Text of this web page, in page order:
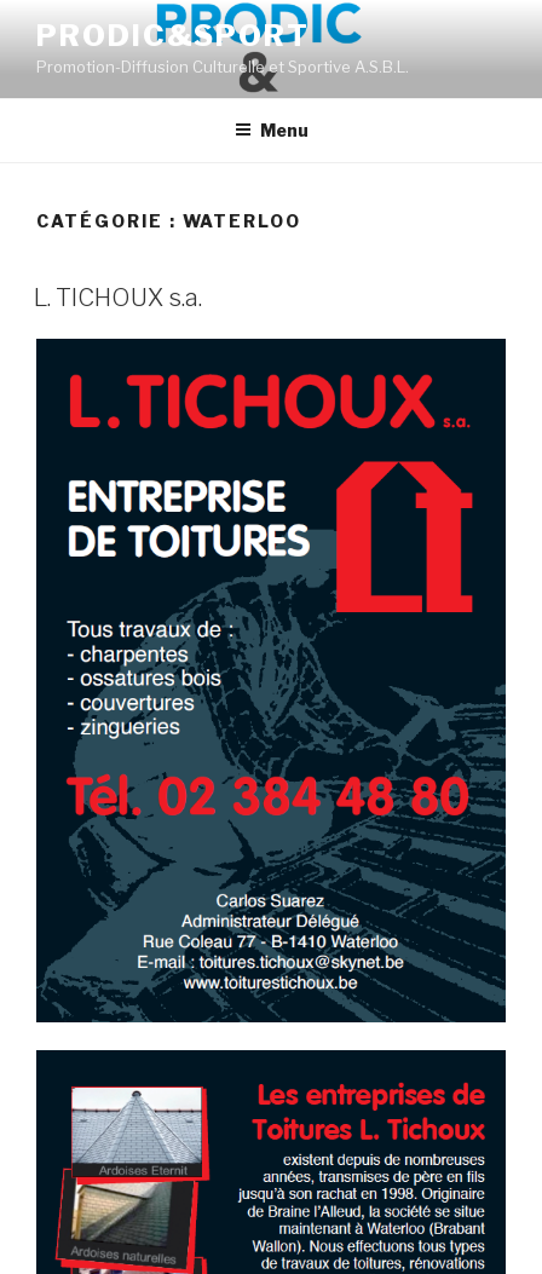
contenu
principal
PRODIC&SPORT
Promotion-Diffusion Culturelle et Sportive A.S.B.L.
Menu
CATÉGORIE : WATERLOO
L. TICHOUX s.a.